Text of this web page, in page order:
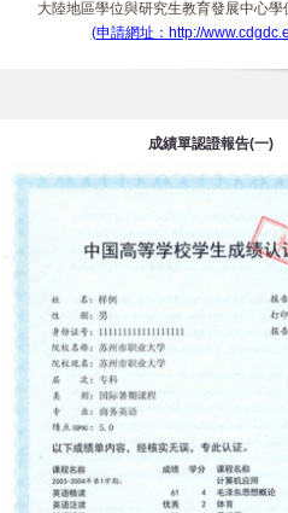
大陸地區學位與研究生教育發展中心
(申請網址：http://
成績單認證報告(一)